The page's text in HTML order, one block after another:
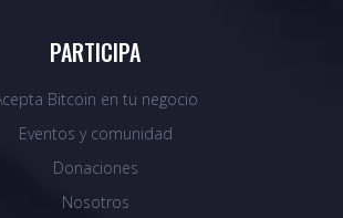
PARTICIPA
Bitcoin en tu negocio
Eventos y comunidad
Donaciones
Nosotros